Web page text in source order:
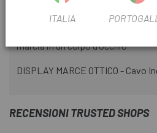
Display delle marce posizionato
marcia in un colpo d'occhio
DISPLAY MARCE OTTICO - Cavo
RECENSIONI TRUSTED SHOPS
ITALIA